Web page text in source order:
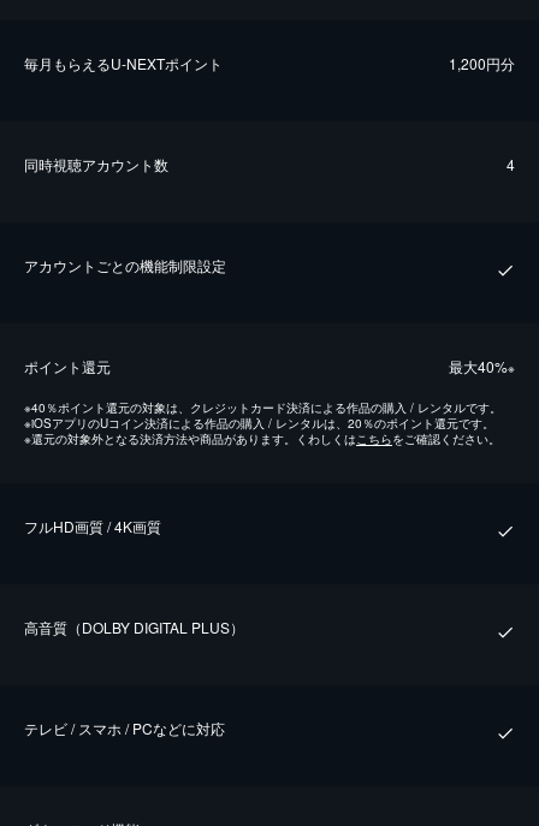
毎⽉もらえるU-NEXTポイント 1,200円分
同時視聴アカウント数 4
アカウントごとの機能制限設定
ポイント還元 最⼤40%※
※40％ポイント還元の対象は、クレジットカード決済による作品の購入 / レンタルです。
※iOSアプリのUコイン決済による作品の購入 / レンタルは、20％のポイント還元です。
※還元の対象外となる決済方法や商品があります。くわしくはこちらをご確認ください。
フルHD画質 / 4K画質
⾼⾳質（DOLBY DIGITAL PLUS）
テレビ / スマホ / PCなどに対応